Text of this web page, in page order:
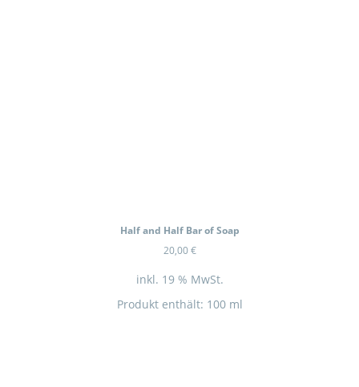
Half and Half Bar of Soap
20,00€
inkl. 19 % MwSt.
Produkt enthält: 100 ml